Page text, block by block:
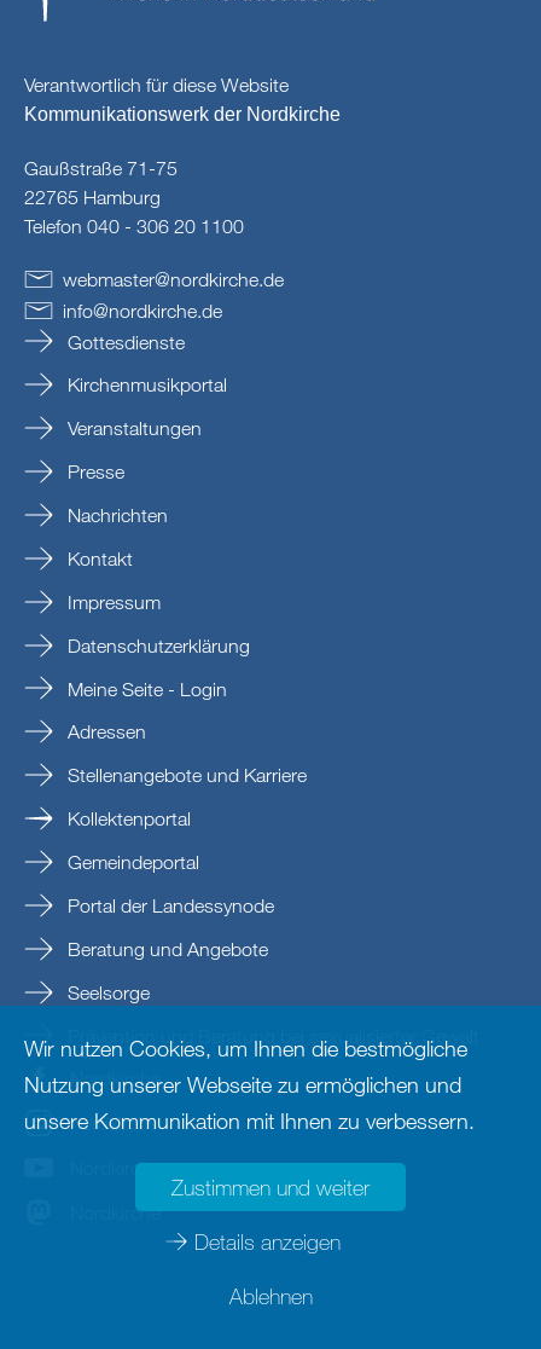
Verantwortlich für diese Website
Kommunikationswerk der Nordkirche
Gaußstraße 71-75
22765 Hamburg
Telefon 040 - 306 20 1100
webmaster@nordkirche.de
info@nordkirche.de
Gottesdienste
Kirchenmusikportal
Veranstaltungen
Presse
Nachrichten
Kontakt
Impressum
Datenschutzerklärung
Meine Seite - Login
Adressen
Stellenangebote und Karriere
Kollektenportal
Gemeindeportal
Portal der Landessynode
Beratung und Angebote
Seelsorge
Nordkirche
nordkirche
Nordkirche
Nordkirche
Wir nutzen Cookies, um Ihnen die bestmögliche
Nutzung unserer Webseite zu ermöglichen und
unsere Kommunikation mit Ihnen zu verbessern.
Zustimmen und weiter
Details anzeigen
Ablehnen